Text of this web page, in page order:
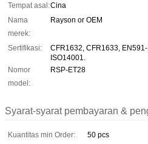
Tempat asal:Cina
Nama
merek:
Rayson or OEM
Sertifikasi:
CFR1632, CFR1633,
ISO14001.
Nomor
model:
RSP-ET28
Syarat-syarat pembayaran &
Kuantitas min Order:
50 pcs